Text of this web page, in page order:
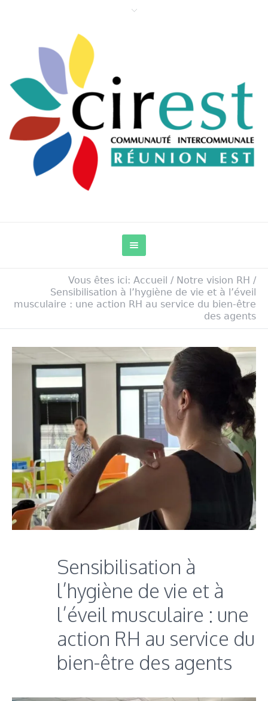
Vous êtes ici: Accueil / Notre vision RH /
Sensibilisation à l’hygiène de vie et à l’éveil
musculaire : une action RH au service du bien-être
des agents
Sensibilisation à
l’hygiène de vie et à
l’éveil musculaire : une
action RH au service du
bien-être des agents